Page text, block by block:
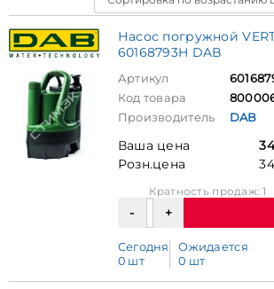
Насос погружной
60168793H DAB
Артикул
Код товара
Производитель
DAB
Ваша цена
Розн.цена
Кратность продаж: 1
Сегодня
0 шт
Ожидается
0 шт